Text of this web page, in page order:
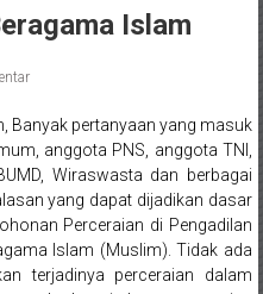
Islam
Banyak pertanyaan yang masuk
anggota PNS, anggota TNI,
Wiraswasta dan berbagai
yang dapat dijadikan dasar
Perceraian di Pengadilan
Islam (Muslim). Tidak ada
terjadinya perceraian dalam